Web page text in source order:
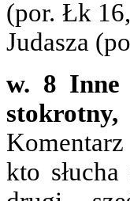
(por. Łk
Judasza
w. 8 Inne
stokrotny,
kto